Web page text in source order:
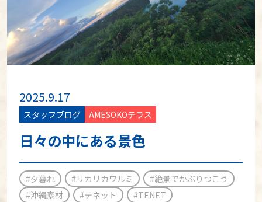
2025.9.17
スタッフブログ AMESOKOテラス
日々の中にある景色
#夕暮れ #リカリカワルミ
#絶景でかぶりつこう
#沖縄素材
#テネット #TENET